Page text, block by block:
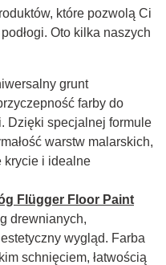
które pozwolą Ci
Oto kilka naszych
grunt
farby do
Dzięki specjalnej formule
warstw malarskich,
krycie i idealne
Flügger Floor Paint
drewnianych,
wygląd. Farba
schnięciem, łatwością